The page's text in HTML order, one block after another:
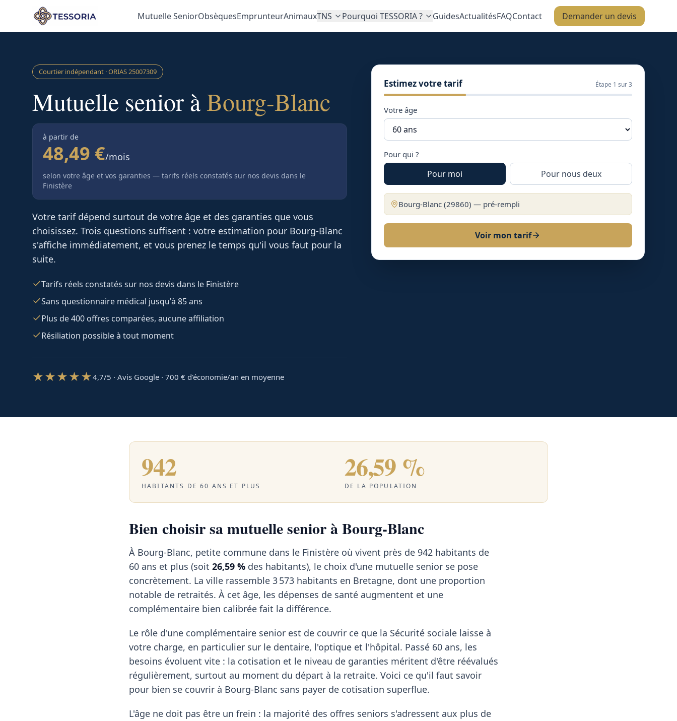
Aller au contenu principal
Mutuelle SeniorObsèquesEmprunteurAnimauxTNS Pourquoi TESSORIA ? GuidesActualitésFAQContact Demander un devis
Courtier indépendant · ORIAS25007309
Mutuelle senior àBourg-Blanc
à partir de
48,49 €/mois
selon votre âge et vos garanties — tarifs réels constatés sur nos devis dans le
Finistère
Votre tarif dépend surtout de votre âge et des garanties que vous
choisissez. Trois questions suffisent : votre estimation pour Bourg-Blanc
s'affiche immédiatement, et vous prenez le temps qu'il vous faut pour la
suite.
Tarifs réels constatés sur nos devis dans le Finistère
Sans questionnaire médical jusqu'à 85 ans
Plus de 400 offres comparées, aucune affiliation
Résiliation possible à tout moment
★★★★★4,7/5 · Avis Google · 700 € d'économie/an en moyenne
Estimez votre tarif Étape 1 sur 3
Votre âge
Pour qui ?
Pour moi Pour nous deux
Bourg-Blanc(29860) — pré-rempli
Voir mon tarif
942
HABITANTS DE 60 ANS ET PLUS
26,59 %
DE LA POPULATION
Bien choisir sa mutuelle senior à Bourg-Blanc
À Bourg-Blanc, petite commune dans le Finistère où vivent près de 942 habitants de
60 ans et plus (soit 26,59 % des habitants), le choix d'une mutuelle senior se pose
concrètement. La ville rassemble 3 573 habitants en Bretagne, dont une proportion
notable de retraités. À cet âge, les dépenses de santé augmentent et une
complémentaire bien calibrée fait la différence.
Le rôle d'une complémentaire senior est de couvrir ce que la Sécurité sociale laisse à
votre charge, en particulier sur le dentaire, l'optique et l'hôpital. Passé 60 ans, les
besoins évoluent vite : la cotisation et le niveau de garanties méritent d'être réévalués
régulièrement, surtout au moment du départ à la retraite. Voici ce qu'il faut savoir
pour bien se couvrir à Bourg-Blanc sans payer de cotisation superflue.
L'âge ne doit pas être un frein : la majorité des offres seniors s'adressent aux plus de